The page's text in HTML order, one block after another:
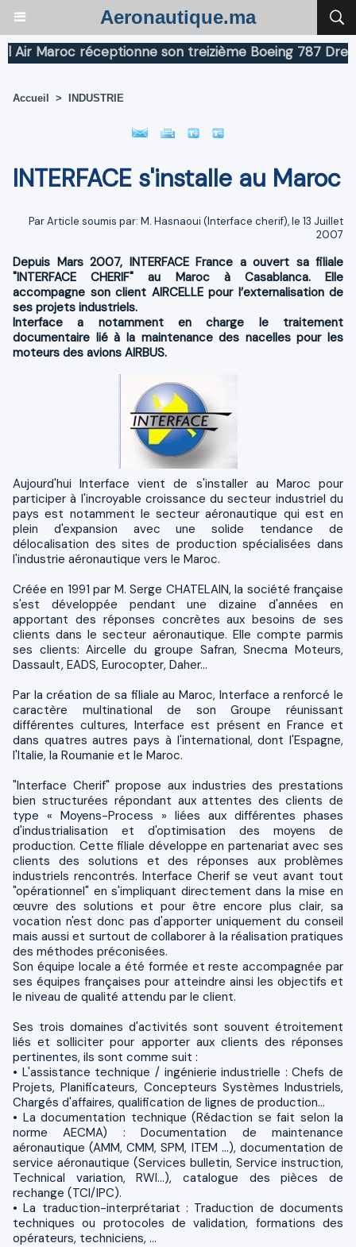
Aeronautique.ma
Maroc réceptionne son treizième Boeing 787
Accueil > INDUSTRIE
INTERFACE s'installe au Maroc
Par Article soumis par: M. Hasnaoui (Interface cherif), le 13 Juillet
2007
Depuis Mars 2007, INTERFACE France a ouvert sa filiale
"INTERFACE CHERIF" au Maroc à Casablanca. Elle
accompagne son client AIRCELLE pour l’externalisation de
ses projets industriels.
Interface a notamment en charge le traitement
documentaire lié à la maintenance des nacelles pour les
moteurs des avions AIRBUS.
Aujourd'hui Interface vient de s'installer au Maroc pour
participer à l'incroyable croissance du secteur industriel du
pays est notamment le secteur aéronautique qui est en
plein d'expansion avec une solide tendance de
délocalisation des sites de production spécialisées dans
l'industrie aéronautique vers le Maroc.
Créée en 1991 par M. Serge CHATELAIN, la société française
s'est développée pendant une dizaine d'années en
apportant des réponses concrètes aux besoins de ses
clients dans le secteur aéronautique. Elle compte parmis
ses clients: Aircelle du groupe Safran, Snecma Moteurs,
Dassault, EADS, Eurocopter, Daher…
Par la création de sa filiale au Maroc, Interface a renforcé le
caractère multinational de son Groupe réunissant
différentes cultures, Interface est présent en France et
dans quatres autres pays à l'international, dont l'Espagne,
l'Italie, la Roumanie et le Maroc.
"Interface Cherif" propose aux industries des prestations
bien structurées répondant aux attentes des clients de
type « Moyens-Process » liées aux différentes phases
d'industrialisation et d'optimisation des moyens de
production. Cette filiale développe en partenariat avec ses
clients des solutions et des réponses aux problèmes
industriels rencontrés. Interface Cherif se veut avant tout
"opérationnel" en s'impliquant directement dans la mise en
œuvre des solutions et pour être encore plus clair, sa
vocation n'est donc pas d'apporter uniquement du conseil
mais aussi et surtout de collaborer à la réalisation pratiques
des méthodes préconisées.
Son équipe locale a été formée et reste accompagnée par
ses équipes françaises pour atteindre ainsi les objectifs et
le niveau de qualité attendu par le client.
Ses trois domaines d'activités sont souvent étroitement
liés et solliciter pour apporter aux clients des réponses
pertinentes, ils sont comme suit :
• L'assistance technique / ingénierie industrielle : Chefs de
Projets, Planificateurs, Concepteurs Systèmes Industriels,
Chargés d'affaires, qualification de lignes de production…
• La documentation technique (Rédaction se fait selon la
norme AECMA) : Documentation de maintenance
aéronautique (AMM, CMM, SPM, ITEM …), documentation de
service aéronautique (Services bulletin, Service instruction,
Technical variation, RWI…), catalogue des pièces de
rechange (TCI/IPC).
• La traduction-interprétariat : Traduction de documents
techniques ou protocoles de validation, formations des
opérateurs, techniciens, …